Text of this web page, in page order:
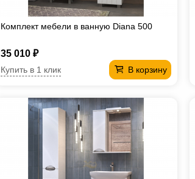
Комплект мебели в ванную Diana 500
35 010 ₽
В корзину
Купить в 1 клик